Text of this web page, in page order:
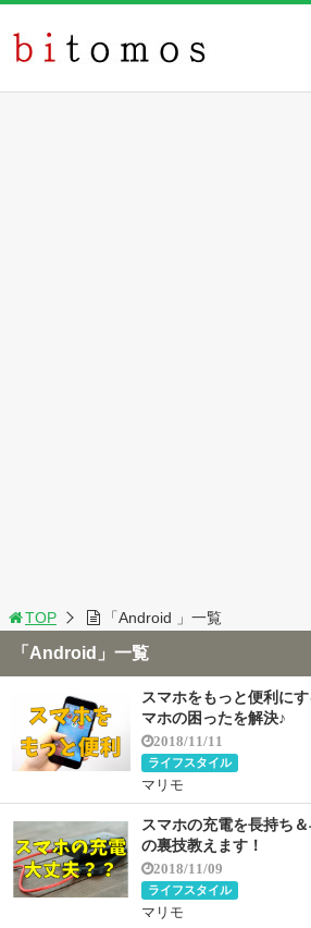
TOP 「Android 」一覧
「Android」一覧
スマホをもっと便利に
マホの困ったを解決♪
2018/11/11
ライフスタイル
マリモ
スマホの充電を長持ち
の裏技教えます！
2018/11/09
ライフスタイル
マリモ